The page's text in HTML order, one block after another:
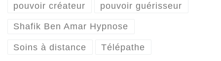
pouvoir créateur pouvoir guérisseur
Shafik Ben Amar Hypnose
Soins à distance Télépathe